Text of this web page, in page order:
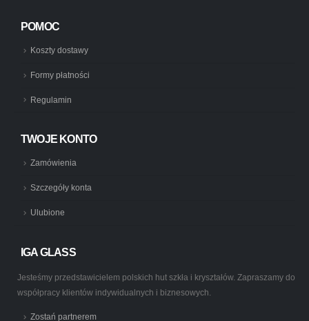
POMOC
Koszty dostawy
Formy płatności
Regulamin
TWOJE KONTO
Zamówienia
Szczegóły konta
Ulubione
IGA GLASS
Jesteśmy przedstawicielem polskich hut szkła i kryształów. Zapraszamy do
współpracy klientów indywidualnych i biznesowych.
Zostań partnerem